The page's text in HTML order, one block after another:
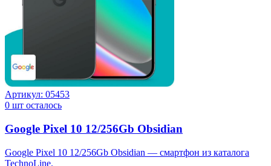
Артикул: 05453
0 шт осталось
Google Pixel 10 12/256Gb Obsidian
Google Pixel 10 12/256Gb Obsidian — смартфон из каталога
TechnoLine.